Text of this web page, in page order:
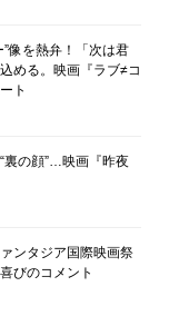
像を熱弁！「次は君
める。映画『ラブ≠コ
ト
裏の顔”…映画『昨夜
ンタジア国際映画祭
びのコメント